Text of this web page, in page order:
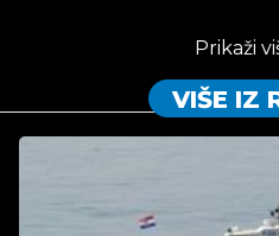
Prikaži
VIŠE IZ